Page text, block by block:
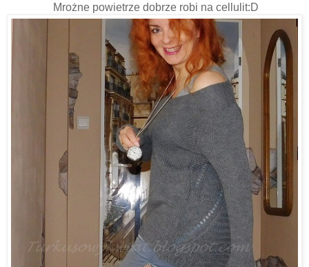
Mrożne powietrze dobrze robi na cellulit:D